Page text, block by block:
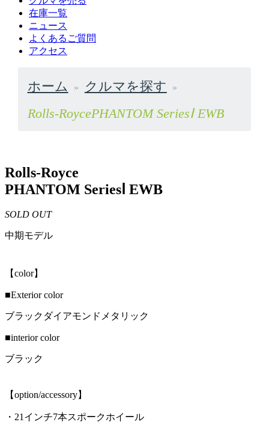
在庫一覧
ニュース
よくあるご質問
アクセス
ホーム
クルマを探す
Rolls-RoycePHANTOM SeriesⅠ EWB
Rolls-Royce
PHANTOM SeriesⅠ EWB
SOLD OUT
中期モデル
【color】
■Exterior color
ブラックダイアモンドメタリック
■interior color
ブラック
【option/accessory】
・21インチ7本スポークホイール